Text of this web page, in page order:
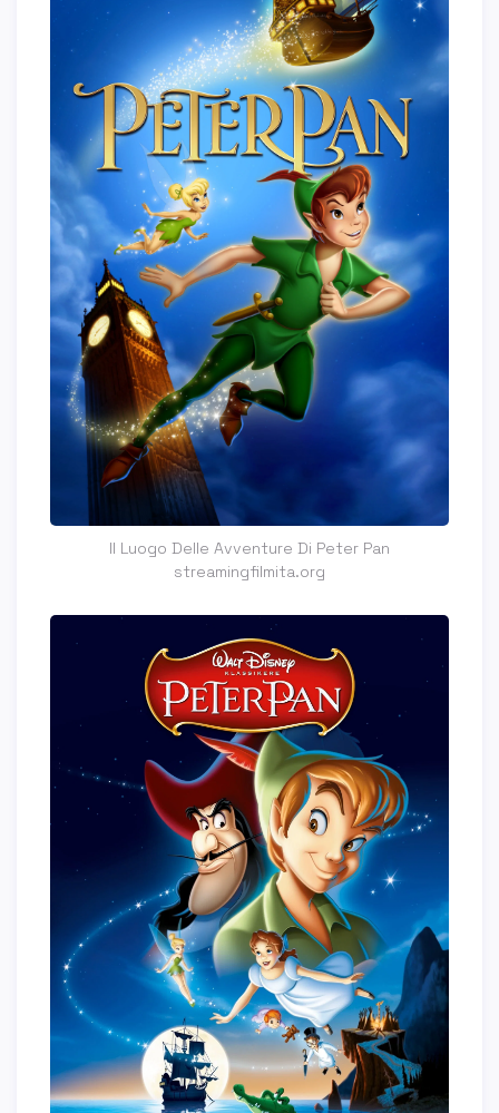
Il Luogo Delle Avventure Di Peter Pan
streamingfilmita.org